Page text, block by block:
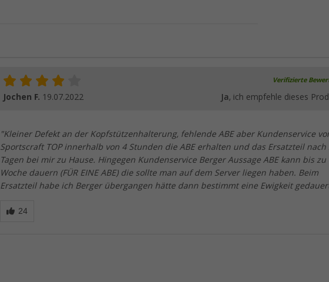
Verifizierte
Jochen F. 19.07.2022 Ja, ich empfehle dieses
"Kleiner Defekt an der Kopfstützenhalterung, fehlende ABE aber Kundenservice
Sportscraft TOP innerhalb von 4 Stunden die ABE erhalten und das Ersatzteil nach
Tagen bei mir zu Hause. Hingegen Kundenservice Berger Aussage ABE kann bis
Woche dauern (FÜR EINE ABE) die sollte man auf dem Server liegen haben. Beim
Ersatzteil habe ich Berger übergangen hätte dann bestimmt eine Ewigkeit